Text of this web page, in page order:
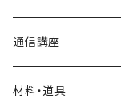
リング
ピアス
ピアス
丸玉
アベンチュリン
カボション
通信講座
ブレスレット
材料・道具